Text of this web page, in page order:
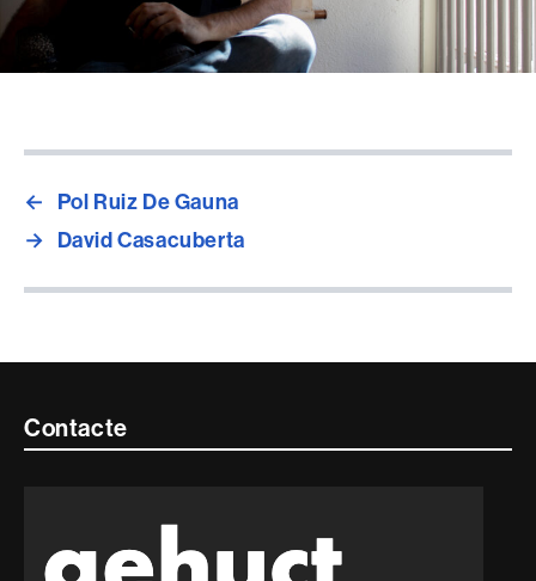
←
Pol Ruiz De Gauna
→ David Casacuberta
Contacte
informació
legal
Contacte